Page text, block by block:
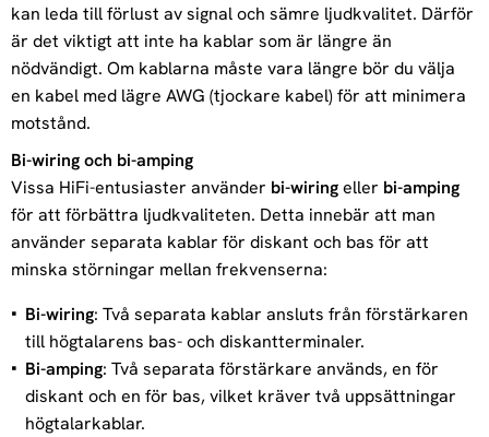
kan leda till förlust av signal och sämre ljudkvalitet. Därför
är det viktigt att inte ha kablar som är längre än
nödvändigt. Om kablarna måste vara längre bör du välja
en kabel med lägre AWG (tjockare kabel) för att minimera
motstånd.
Bi-wiring och bi-amping
Vissa HiFi-entusiaster använder bi-wiringeller bi-amping
för att förbättra ljudkvaliteten. Detta innebär att man
använder separata kablar för diskant och bas för att
minska störningar mellan frekvenserna:
Bi-wiring: Två separata kablar ansluts från förstärkaren
till högtalarens bas- och diskantterminaler.
Bi-amping: Två separata förstärkare används, en för
diskant och en för bas, vilket kräver två uppsättningar
högtalarkablar.